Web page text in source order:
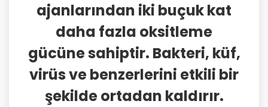
ajanlarından iki buçuk kat
daha fazla oksitleme
gücüne sahiptir. Bakteri, küf,
virüs ve benzerlerini etkili bir
şekilde ortadan kaldırır.